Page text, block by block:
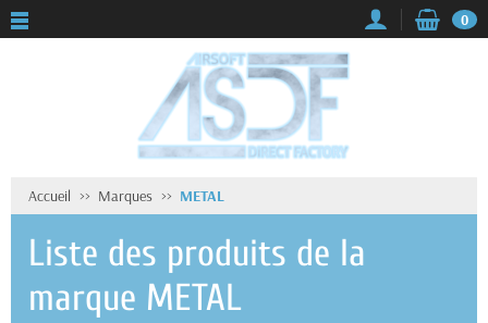
0
Accueil Marques METAL
Liste des produits de la
marque METAL